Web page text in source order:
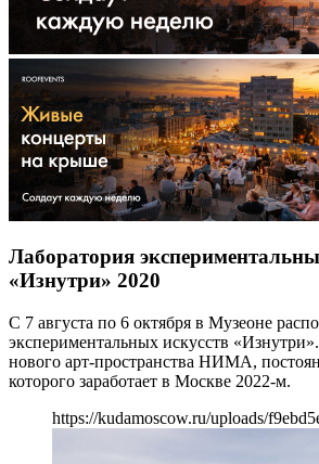
Лаборатория
«Изнутри» 2020
С 7 августа по 6 октября в Музеоне
экспериментальных искусств
нового арт-пространства НИМА,
которого заработает в Москве 2022-м.
https://kudamoscow.ru/uploads/